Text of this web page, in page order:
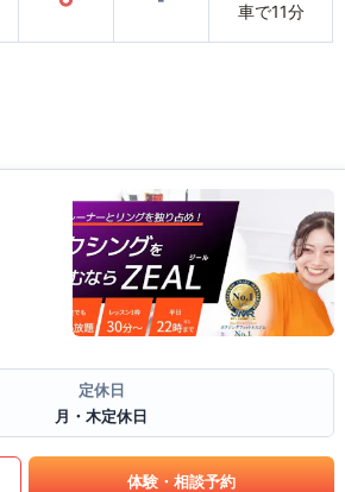
車で11分
定休日
月・木定休日
体験・相談予約